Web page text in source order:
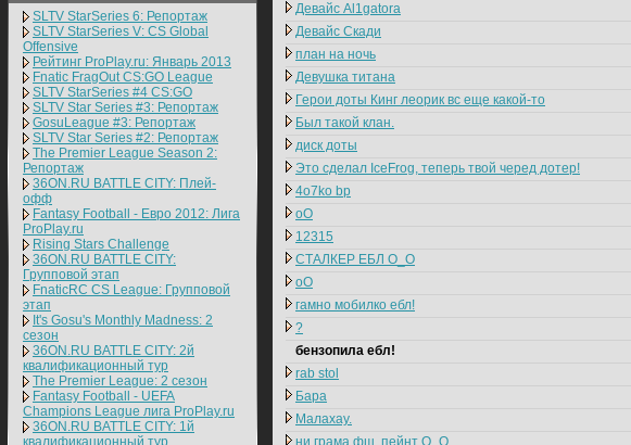
SLTV StarSeries 6: Репортаж
SLTV StarSeries V: CS Global
Offensive
Рейтинг ProPlay.ru: Январь 2013
Fnatic FragOut CS:GO League
SLTV StarSeries #4 CS:GO
SLTV Star Series #3: Репортаж
GosuLeague #3: Репортаж
SLTV Star Series #2: Репортаж
The Premier League Season 2:
Репортаж
36ON.RU BATTLE CITY: Плей-
офф
Fantasy Football - Евро 2012: Лига
ProPlay.ru
Rising Stars Challenge
36ON.RU BATTLE CITY:
Групповой этап
FnaticRC CS League: Групповой
этап
It's Gosu's Monthly Madness: 2
сезон
36ON.RU BATTLE CITY: 2й
квалификационный тур
The Premier League: 2 cезон
Fantasy Football - UEFA
Champions League лига ProPlay.ru
36ON.RU BATTLE CITY: 1й
квалификационный тур
Девайс Al1gatora
Девайс Скади
план на ночь
Девушка титана
Герои доты Кинг леорик вс еще какой-то
Был такой клан.
диск доты
Это сделал IceFrog, теперь твой черед дотер!
4o7ko bp
оО
12315
СТАЛКЕР ЕБЛ О_О
оО
гамно мобилко ебл!
?
бензопила ебл!
rab stol
Бара
Малахау.
ни грама фш, пейнт О_О